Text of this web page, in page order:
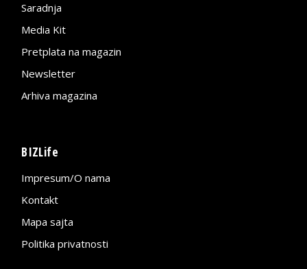
Saradnja
Media Kit
Pretplata na magazin
Newsletter
Arhiva magazina
BIZLife
Impresum/O nama
Kontakt
Mapa sajta
Politika privatnosti